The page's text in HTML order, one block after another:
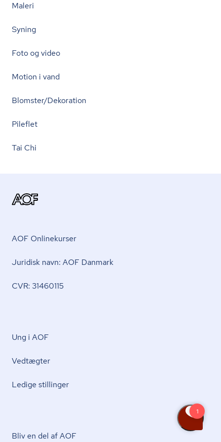
Maleri
Syning
Foto og video
Motion i vand
Blomster/Dekoration
Pileflet
Tai Chi
AOF Onlinekurser
Juridisk navn: AOF Danmark
CVR: 31460115
Ung i AOF
Vedtægter
Ledige stillinger
Bliv en del af AOF